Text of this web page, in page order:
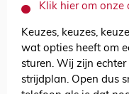
Klik hier om onze
Keuzes, keuzes,
wat opties heeft om
sturen. Wij zijn
strijdplan. Open dus